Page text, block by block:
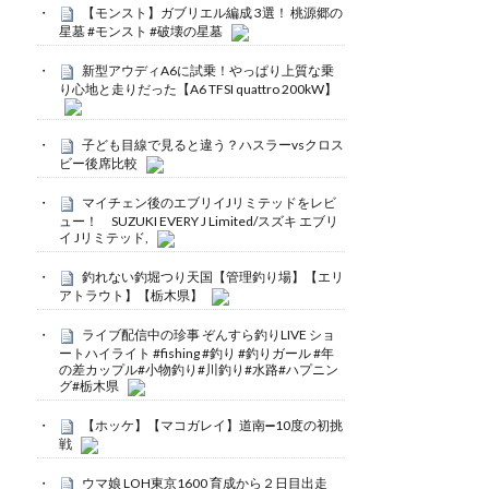
【モンスト】ガブリエル編成 3選！ 桃源郷の
星墓 #モンスト #破壊の星墓
新型アウディA6に試乗！やっぱり上質な乗
り心地と走りだった【A6 TFSI quattro 200kW】
子ども目線で見ると違う？ハスラーvsクロス
ビー後席比較
マイチェン後のエブリイJリミテッドをレビ
ュー！ SUZUKI EVERY J Limited/スズキ エブリ
イ Jリミテッド,
釣れない釣堀つり天国【管理釣り場】【エリ
アトラウト】【栃木県】
ライブ配信中の珍事 ぞんすら釣りLIVE ショ
ートハイライト #fishing #釣り #釣りガール #年
の差カップル#小物釣り#川釣り#水路#ハプニン
グ#栃木県
【ホッケ】【マコガレイ】道南➖10度の初挑
戦
ウマ娘 LOH東京1600 育成から２日目出走